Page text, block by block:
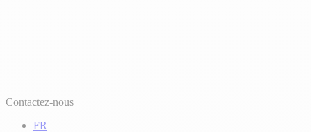
Contactez-nous
FR